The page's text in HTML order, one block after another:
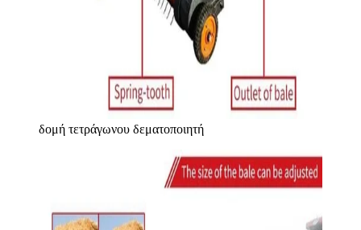
δομή τετράγωνου δεματοποιητή